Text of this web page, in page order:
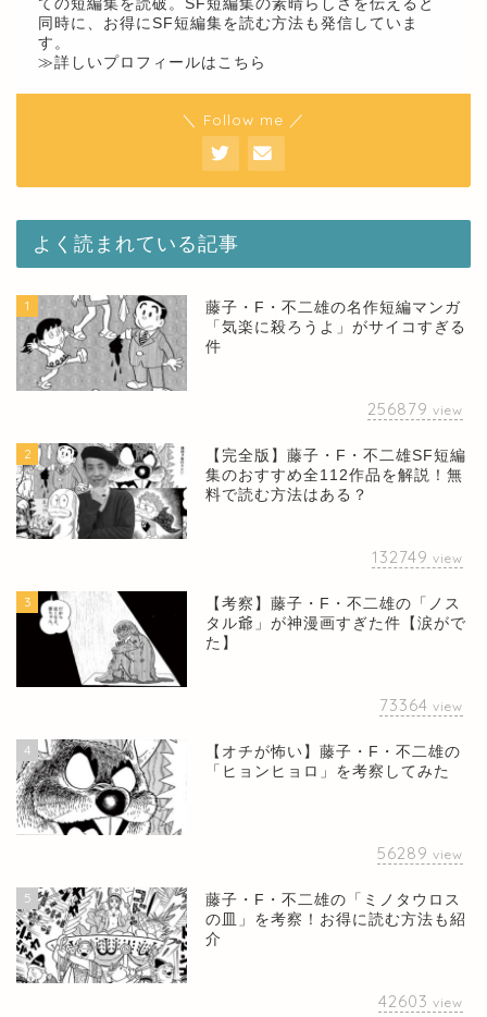
ての短編集を読破。SF短編集の素晴らしさを伝えると
同時に、お得にSF短編集を読む方法も発信していま
す。
≫詳しいプロフィールはこちら
＼ Follow me ／
よく読まれている記事
1
藤子・F・不二雄の名作短編マンガ
「気楽に殺ろうよ」がサイコすぎる
件
256879 view
2
【完全版】藤子・F・不二雄SF短編
集のおすすめ全112作品を解説！無
料で読む方法はある？
132749 view
3
【考察】藤子・F・不二雄の「ノス
タル爺」が神漫画すぎた件【涙がで
た】
73364 view
4
【オチが怖い】藤子・F・不二雄の
「ヒョンヒョロ」を考察してみた
56289 view
5
藤子・F・不二雄の「ミノタウロス
の皿」を考察！お得に読む方法も紹
介
42603 view